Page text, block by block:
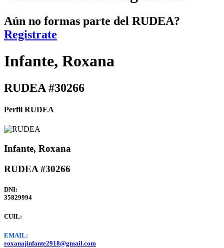
Aún no formas parte del RUDEA?
Registrate
Infante, Roxana
RUDEA #30266
Perfil RUDEA
Infante, Roxana
RUDEA #30266
DNI:
35829994
CUIL:
EMAIL:
roxanajinfante2918@gmail.com